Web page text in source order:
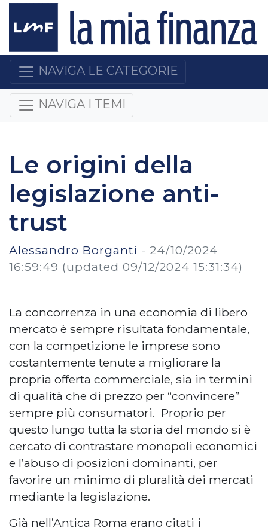
NAVIGA LE CATEGORIE
NAVIGA I TEMI
Le origini della
legislazione anti-
trust
Alessandro Borganti - 24/10/2024
16:59:49 (updated 09/12/2024 15:31:34)
La concorrenza in una economia di libero
mercato è sempre risultata fondamentale,
con la competizione le imprese sono
costantemente tenute a migliorare la
propria offerta commerciale, sia in termini
di qualità che di prezzo per “convincere”
sempre più consumatori. Proprio per
questo lungo tutta la storia del mondo si è
cercato di contrastare monopoli economici
e l’abuso di posizioni dominanti, per
favorire un minimo di pluralità dei mercati
mediante la legislazione.
Già nell’Antica Roma erano citati i